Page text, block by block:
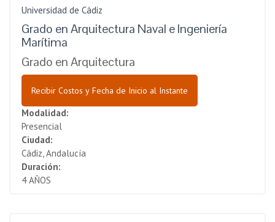
Universidad de Cádiz
Grado en Arquitectura Naval e Ingeniería
Marítima
Grado en Arquitectura
Recibir Costos y Fecha de Inicio al Instante
Modalidad:
Presencial
Ciudad:
Cádiz, Andalucía
Duración:
4 AÑOS